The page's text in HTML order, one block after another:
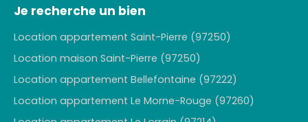
Je recherche un bien
Location appartement Saint-Pierre (97250)
Location maison Saint-Pierre (97250)
Location appartement Bellefontaine (97222)
Location appartement Le Morne-Rouge (97260)